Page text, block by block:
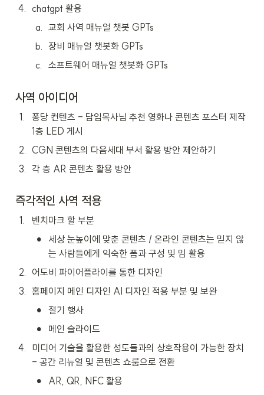
4. chatgpt 활용
a. 교회 사역 매뉴얼 챗봇 GPTs
b. 장비 매뉴얼 챗봇화 GPTs
c. 소프트웨어 매뉴얼 챗봇화 GPTs
사역 아이디어
1
퐁당 컨텐츠 - 담임목사님 추천 영화나 콘텐츠 포스터 제작
1층 LED 게시
2
CGN 콘텐츠의 다음세대 부서 활용 방안 제안하기
3
각 층 AR 콘텐츠 활용 방안
즉각적인 사역 적용
1 . 벤치마크 할 부분
•
세상 눈높이에 맞춘 콘텐츠 / 온라인 콘텐츠는 믿지 않
는 사람들에게 익숙한 폼과 구성 및 밈 활용
2. 어도비 파이어플라이를 통한 디자인
3. 홈페이지 메인 디자인 AI 디자인 적용 부분 및 보완
• 절기 행사
•
메인 슬라이드
4. 미디어 기술을 활용한 성도들과의 상호작용이 가능한 장치
- 공간 리뉴얼 및 콘텐츠 쇼룸으로 전환
•
AR, QR, NFC 활용